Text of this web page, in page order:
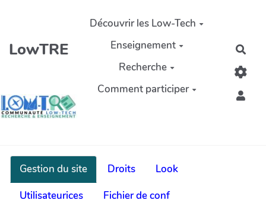
LowTRE
Découvrir les Low-Tech
Enseignement
Recherche
Comment participer
Gestion du site Droits
Look
Utilisateurices
Fichier de conf